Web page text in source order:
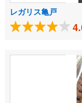
レガリス亀戸